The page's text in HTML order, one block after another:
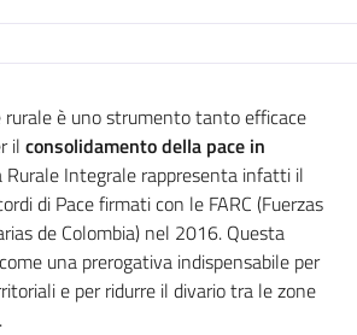
rurale è uno strumento tanto efficace
il consolidamento della pace in
Rurale Integrale rappresenta infatti il
di Pace firmati con le FARC (Fuerzas
de Colombia) nel 2016. Questa
una prerogativa indispensabile per
e per ridurre il divario tra le zone